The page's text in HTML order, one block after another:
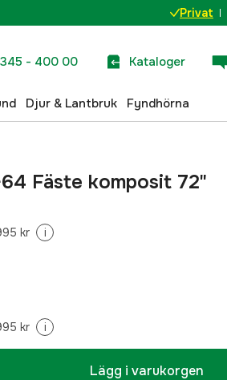
Privat
- 400 00 Kataloger
Djur & Lantbruk Fyndhörna
Fäste komposit 72"
kr i
kr i
Lägg i varukorgen